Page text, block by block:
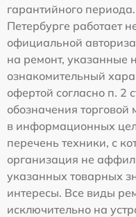
гарантийного
Петербурге работает
официальной
на ремонт, указанные
ознакомительный
офертой согласно п. 2
обозначения торговой
в информационных
перечень техники, с
организация не
указанных товарных
интересы. Все виды
исключительно на